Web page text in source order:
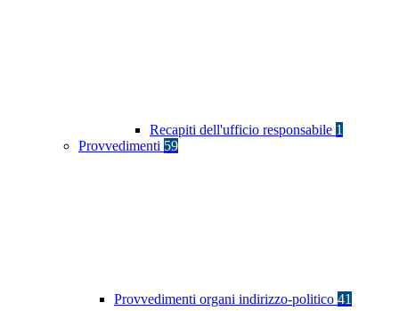
Recapiti dell'ufficio responsabile 1
Provvedimenti 59
Provvedimenti organi indirizzo-politico 41